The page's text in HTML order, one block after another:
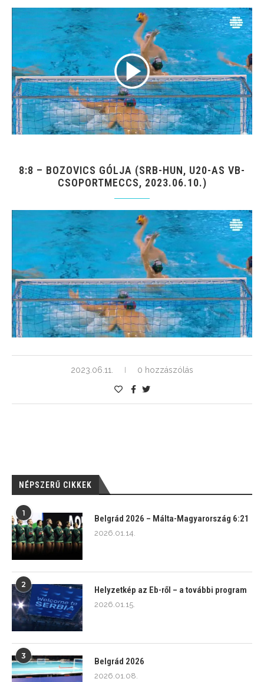
8:8 – BOZOVICS GÓLJA (SRB-HUN, U20-AS VB-
CSOPORTMECCS, 2023.06.10.)
2023.06.11. 0 hozzászólás
NÉPSZERŰ CIKKEK
1
Belgrád 2026 – Málta-Magyarország 6:21
2026.01.14.
2
Helyzetkép az Eb-ről – a további program
2026.01.15.
3
Belgrád 2026
2026.01.08.